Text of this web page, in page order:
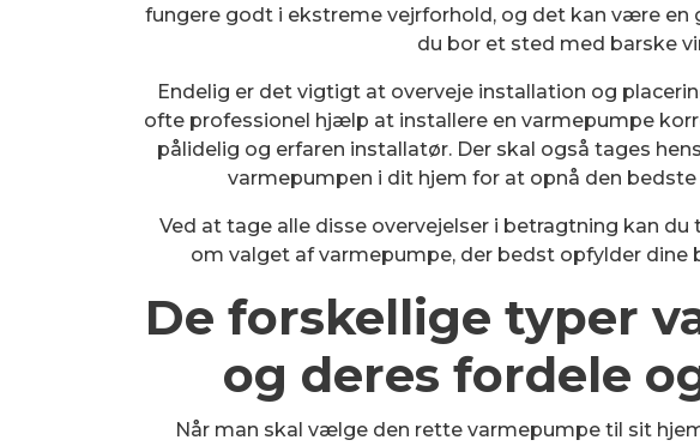
fungere godt i ekstreme vejrforhold, og det kan være en
du bor et sted med barske
Endelig er det vigtigt at overveje installation og
ofte professionel hjælp at installere en varmepumpe
pålidelig og erfaren installatør. Der skal også tages
varmepumpen i dit hjem for at opnå den
Ved at tage alle disse overvejelser i betragtning kan
om valget af varmepumpe, der bedst opfylder dine
De forskellige typer
og deres fordele
Når man skal vælge den rette varmepumpe til sit